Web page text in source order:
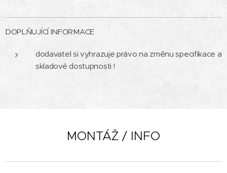
DOPLŇUJÍCÍ INFORMACE
dodavatel si vyhrazuje právo na změnu specifikace a
skladové dostupnosti !
MONTÁŽ / INFO